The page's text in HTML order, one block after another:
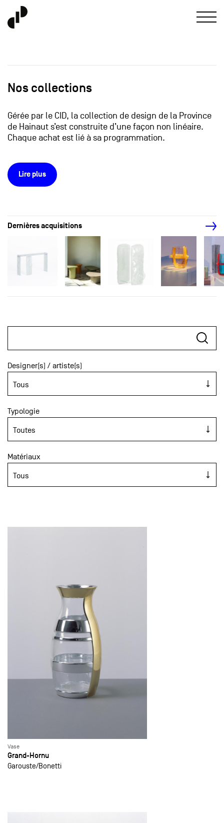
Nos collections
Gérée par le CID, la collection de design de la Province
de Hainaut s’est construite d’une façon non linéaire.
Chaque achat est lié à sa programmation.
Lire plus
Dernières acquisitions
Designer(s) / artiste(s)
Typologie
Matériaux
Vase
Grand-Hornu
Garouste Bonetti